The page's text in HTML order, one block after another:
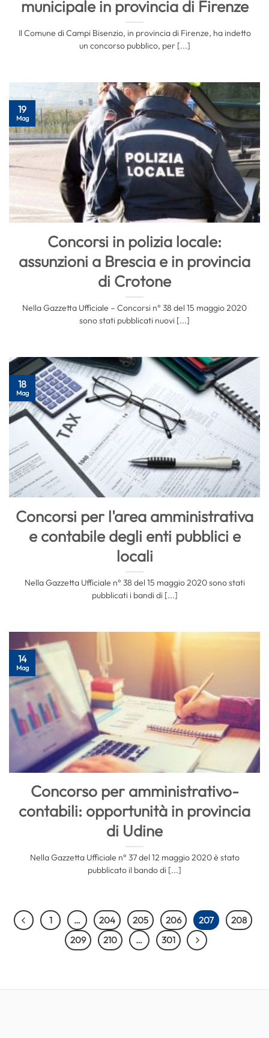
municipale in provincia di Firenze
Il Comune di Campi Bisenzio, in provincia di Firenze, ha indetto
un concorso pubblico, per [...]
Concorsi in polizia locale:
assunzioni a Brescia e in provincia
di Crotone
Nella Gazzetta Ufficiale – Concorsi n° 38 del 15 maggio 2020
sono stati pubblicati nuovi [...]
19
Mag
Concorsi per l'area amministrativa
e contabile degli enti pubblici e
locali
Nella Gazzetta Ufficiale n° 38 del 15 maggio 2020 sono stati
pubblicati i bandi di [...]
18
Mag
Concorso per amministrativo-
contabili: opportunità in provincia
di Udine
Nella Gazzetta Ufficiale n° 37 del 12 maggio 2020 è stato
pubblicato il bando di [...]
14
Mag
1 … 204 205 206 207
208
209
210 … 301